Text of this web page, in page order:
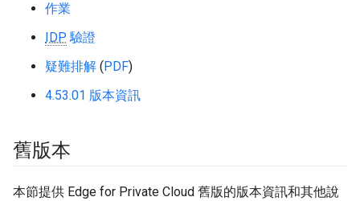
作業
IDP 驗證
疑難排解 (PDF)
4.53.01 版本資訊
舊版本
本節提供 Edge for Private Cloud 舊版的版本資訊和其他說